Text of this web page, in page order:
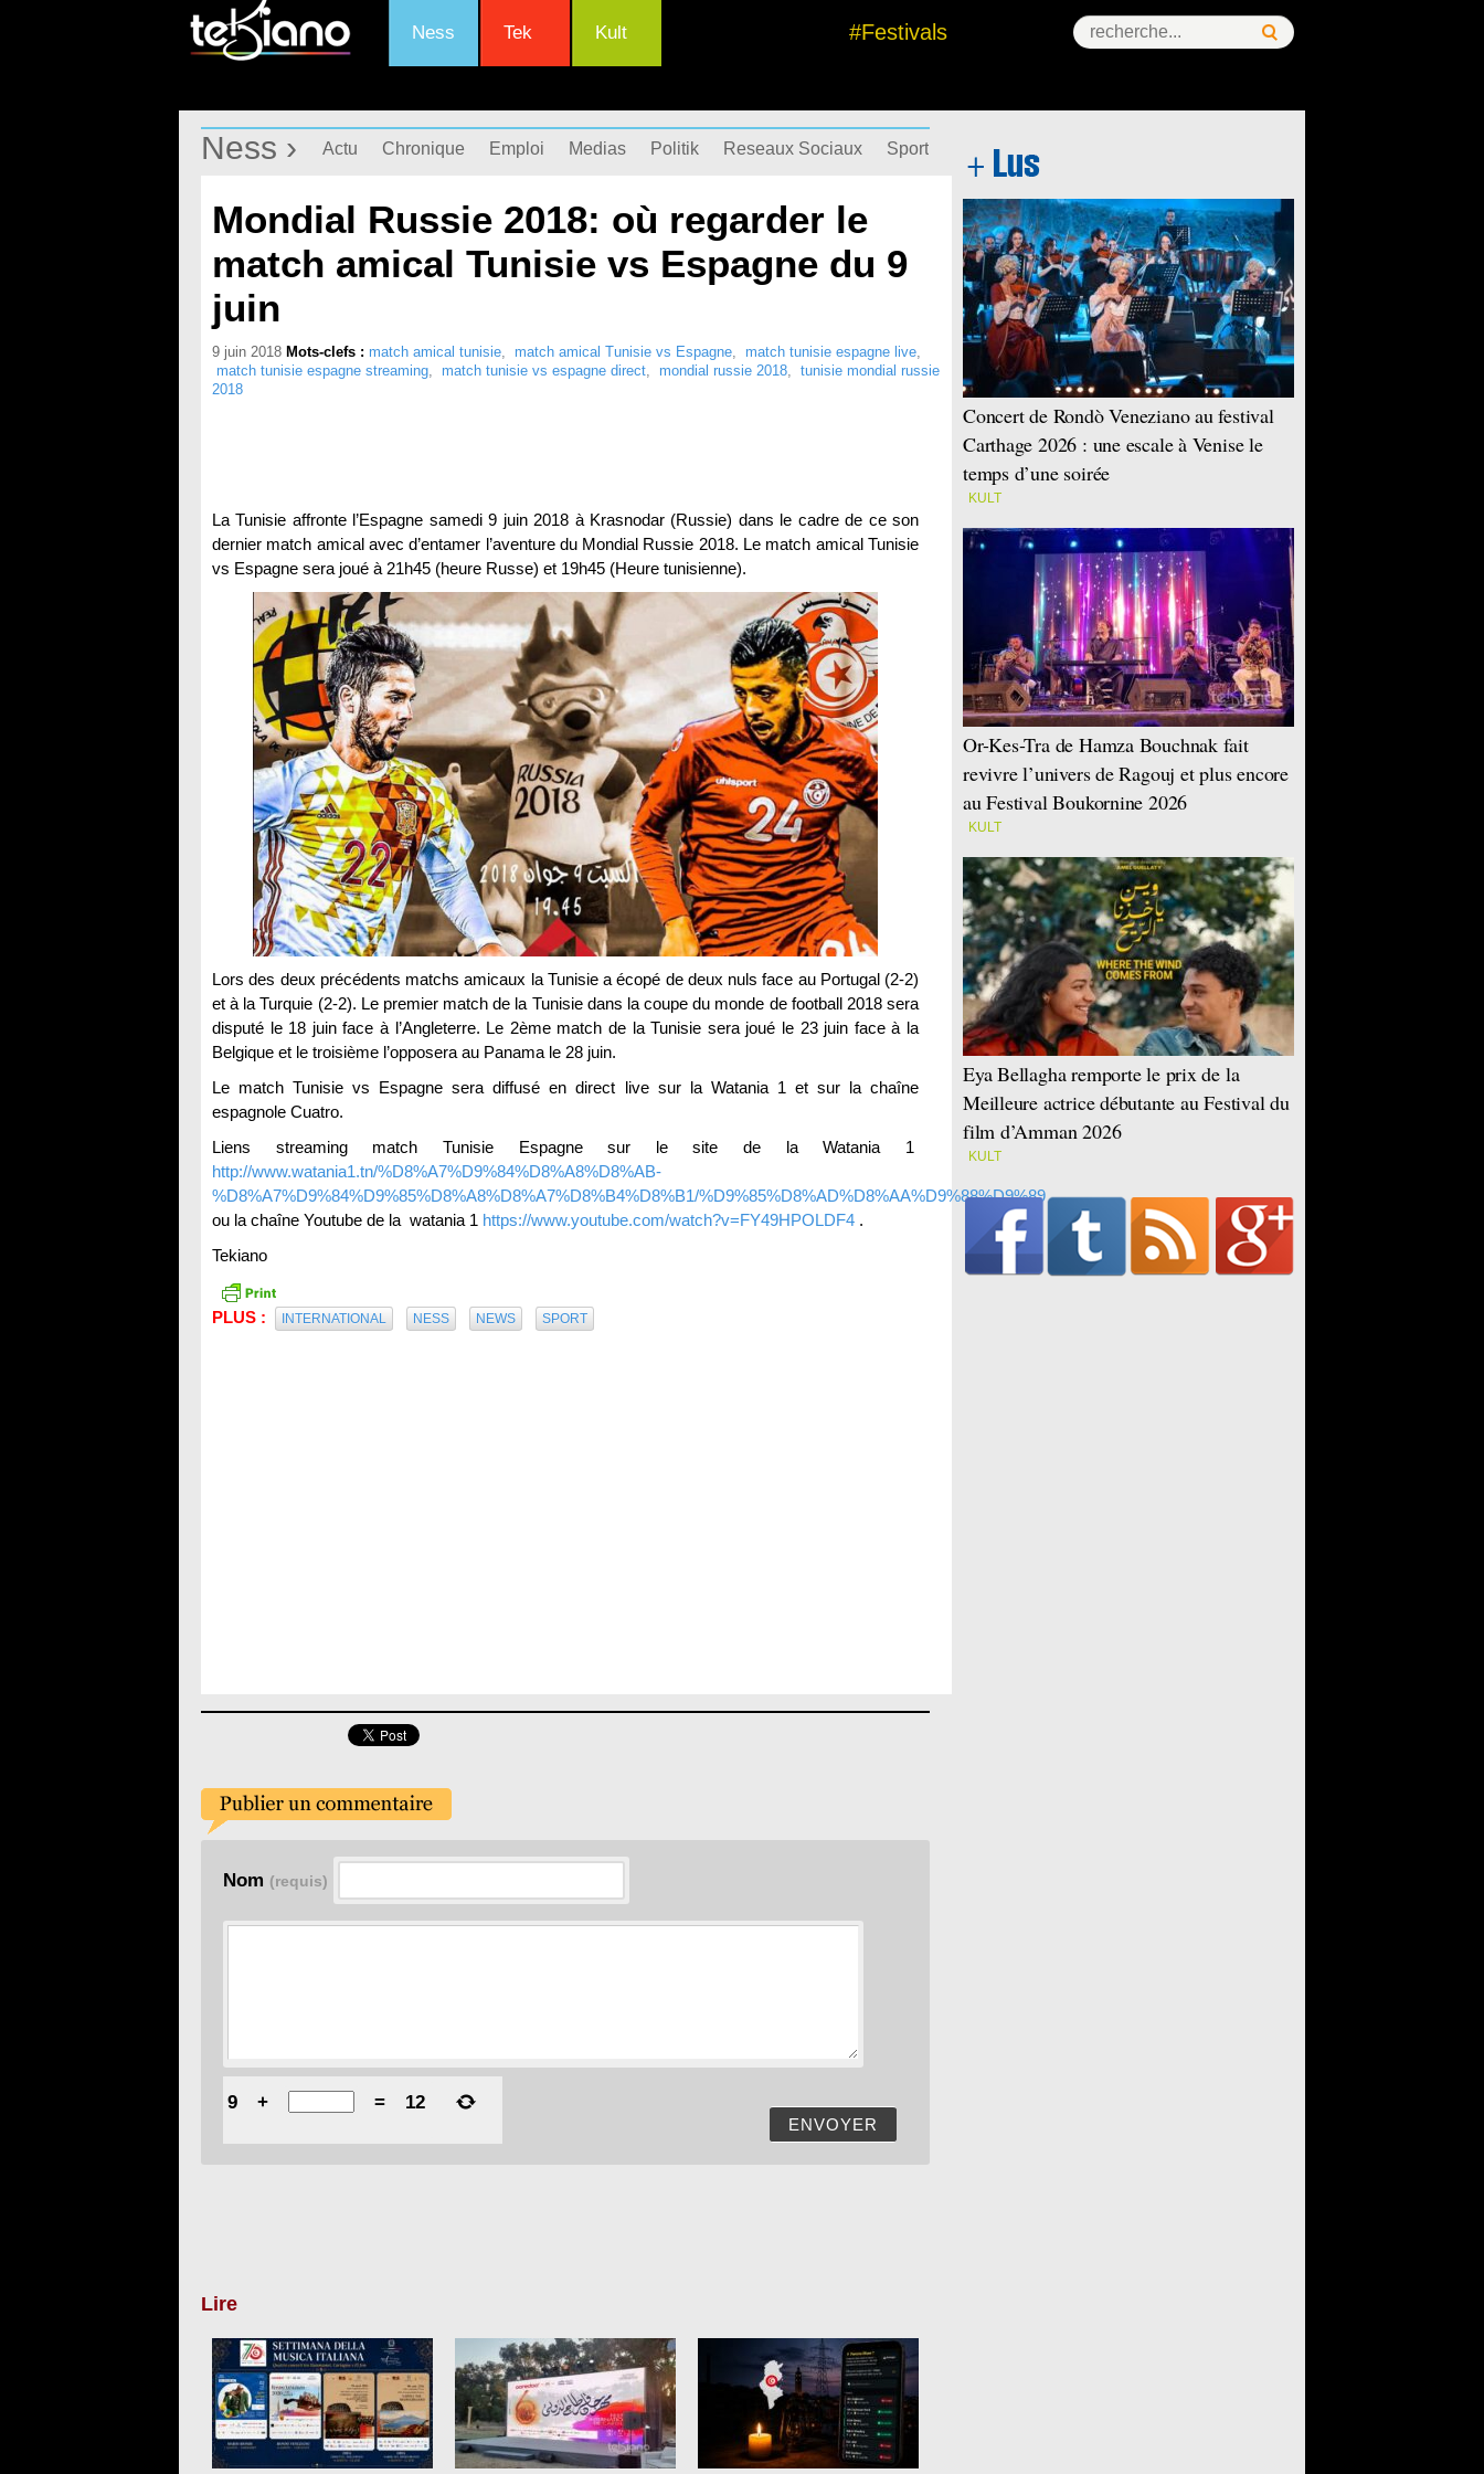
Ness Tek Kult #Festivals
Ness › Actu Chronique Emploi Medias Politik Reseaux Sociaux Sport Success Story
Mondial Russie 2018: où regarder le
match amical Tunisie vs Espagne du 9
juin
9 juin 2018 Mots-clefs : match amical tunisie, match amical Tunisie vs Espagne, match tunisie espagne live,
match tunisie espagne streaming, match tunisie vs espagne direct, mondial russie 2018, tunisie mondial russie
2018
La Tunisie affronte l’Espagne samedi 9 juin 2018 à Krasnodar (Russie) dans le cadre de ce son
dernier match amical avec d’entamer l’aventure du Mondial Russie 2018. Le match amical Tunisie
vs Espagne sera joué à 21h45 (heure Russe) et 19h45 (Heure tunisienne).
Lors des deux précédents matchs amicaux la Tunisie a écopé de deux nuls face au Portugal (2-2)
et à la Turquie (2-2). Le premier match de la Tunisie dans la coupe du monde de football 2018 sera
disputé le 18 juin face à l’Angleterre. Le 2ème match de la Tunisie sera joué le 23 juin face à la
Belgique et le troisième l’opposera au Panama le 28 juin.
Le match Tunisie vs Espagne sera diffusé en direct live sur la Watania 1 et sur la chaîne
espagnole Cuatro.
Liens streaming match Tunisie Espagne sur le site de la Watania 1
http://www.watania1.tn/%D8%A7%D9%84%D8%A8%D8%AB-
%D8%A7%D9%84%D9%85%D8%A8%D8%A7%D8%B4%D8%B1/%D9%85%D8%AD%D8%AA%D9%88%D9%89
ou la chaîne Youtube de la watania 1 https://www.youtube.com/watch?v=FY49HPOLDF4 .
Tekiano
PLUS : INTERNATIONAL NESS NEWS SPORT
Nom (requis)
ENVOYER
9 + = 12
Lire
Concert de Rondò Veneziano au festival
Carthage 2026 : une escale à Venise le
temps d’une soirée
KULT
Or-Kes-Tra de Hamza Bouchnak fait
revivre l’univers de Ragouj et plus encore
au Festival Boukornine 2026
KULT
Eya Bellagha remporte le prix de la
Meilleure actrice débutante au Festival du
film d’Amman 2026
KULT